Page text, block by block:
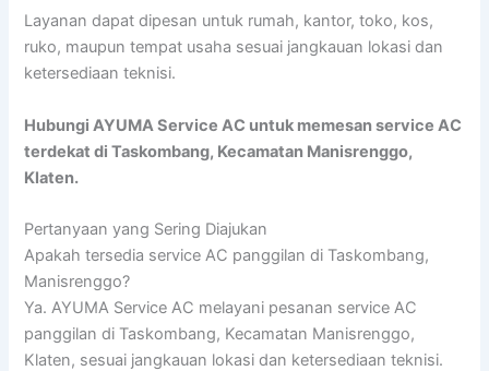
Layanan dapat dipesan untuk rumah, kantor, toko, kos,
ruko, maupun tempat usaha sesuai jangkauan lokasi dan
ketersediaan teknisi.
Hubungi AYUMA Service AC untuk memesan service AC
terdekat di Taskombang, Kecamatan Manisrenggo,
Klaten.
Pertanyaan yang Sering Diajukan
Apakah tersedia service AC panggilan di Taskombang,
Manisrenggo?
Ya. AYUMA Service AC melayani pesanan service AC
panggilan di Taskombang, Kecamatan Manisrenggo,
Klaten, sesuai jangkauan lokasi dan ketersediaan teknisi.